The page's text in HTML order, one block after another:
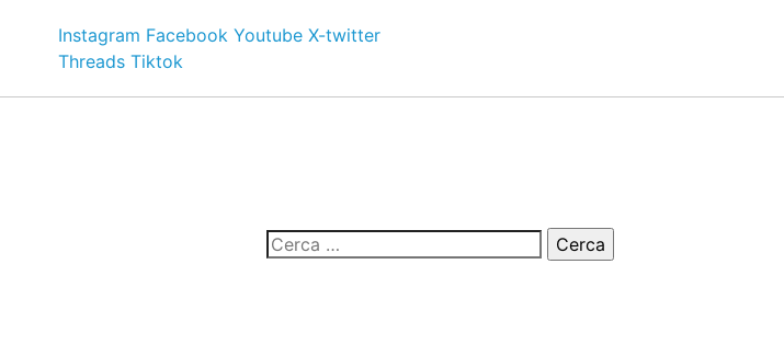
Instagram Facebook Youtube X-twitter
Threads Tiktok